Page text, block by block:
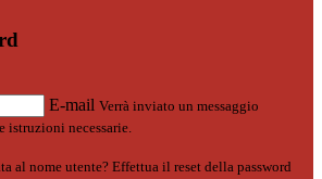
E-mail Verrà inviato un messaggio
necessarie.
al nome utente? Effettua il reset della password